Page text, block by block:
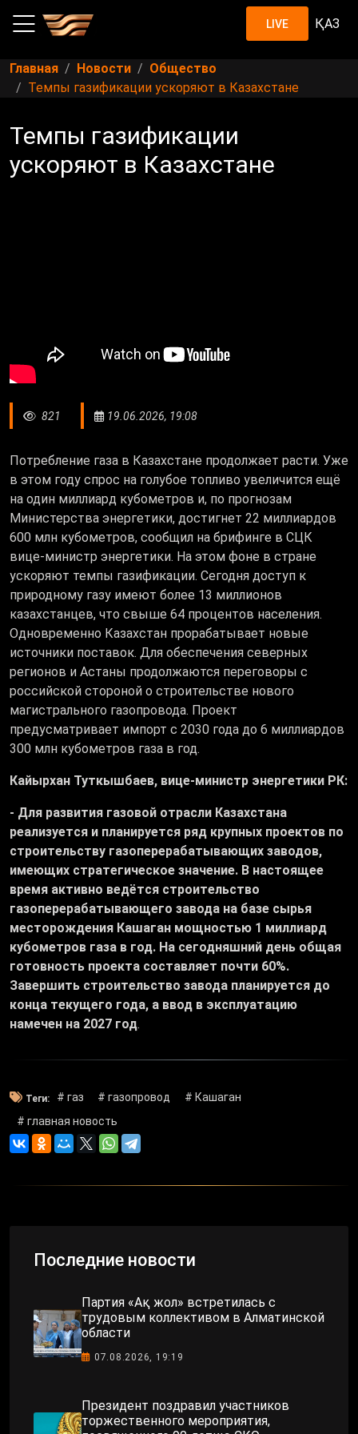
LIVE ҚАЗ
Главная Новости
Общество
Темпы газификации ускоряют в Казахстане
Темпы газификации
ускоряют в Казахстане
821 19.06.2026, 19:08
Потребление газа в Казахстане продолжает расти. Уже
в этом году спрос на голубое топливо увеличится ещё
на один миллиард кубометров и, по прогнозам
Министерства энергетики, достигнет 22 миллиардов
600 млн кубометров, сообщил на брифинге в СЦК
вице-министр энергетики. На этом фоне в стране
ускоряют темпы газификации. Сегодня доступ к
природному газу имеют более 13 миллионов
казахстанцев, что свыше 64 процентов населения.
Одновременно Казахстан прорабатывает новые
источники поставок. Для обеспечения северных
регионов и Астаны продолжаются переговоры с
российской стороной о строительстве нового
магистрального газопровода. Проект
предусматривает импорт с 2030 года до 6 миллиардов
300 млн кубометров газа в год.
Кайырхан Туткышбаев, вице-министр энергетики РК:
- Для развития газовой отрасли Казахстана
реализуется и планируется ряд крупных проектов по
строительству газоперерабатывающих заводов,
имеющих стратегическое значение. В настоящее
время активно ведётся строительство
газоперерабатывающего завода на базе сырья
месторождения Кашаган мощностью 1 миллиард
кубометров газа в год. На сегодняшний день общая
готовность проекта составляет почти 60%.
Завершить строительство завода планируется до
конца текущего года, а ввод в эксплуатацию
намечен на 2027 год.
Теги: # газ # газопровод
# Кашаган
# главная новость
Последние новости
Партия «Ақ жол» встретилась с
трудовым коллективом в Алматинской
области
07.08.2026, 19:19
Президент поздравил участников
торжественного мероприятия,